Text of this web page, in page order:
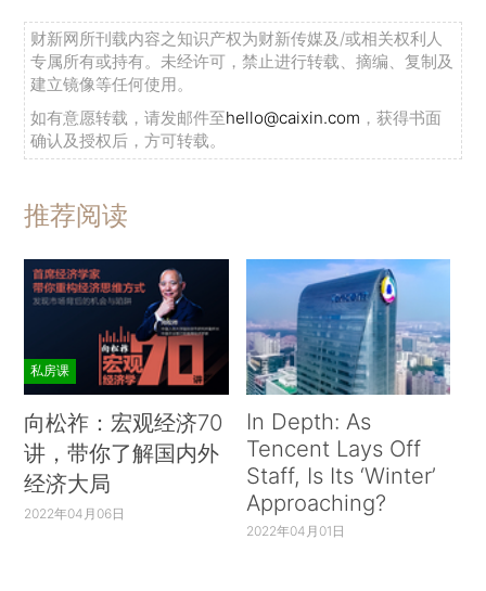
财新网所刊载内容之知识产权为财新传媒及/或相关权利人
专属所有或持有。未经许可，禁止进行转载、摘编、复制及
建立镜像等任何使用。
如有意愿转载，请发邮件至hello@caixin.com ，获得书面
确认及授权后，方可转载。
推荐阅读
私房课
向松祚：宏观经济70
讲，带你了解国内外
经济大局
2022年04月06日
In Depth: As
Tencent Lays Off
Staff, Is Its ‘Winter’
Approaching?
2022年04月01日